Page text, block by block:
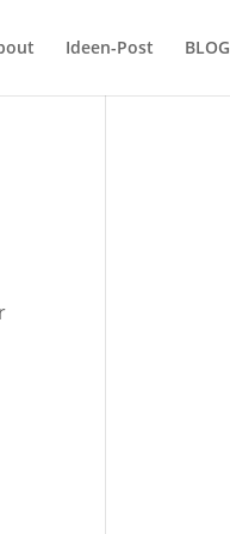
Ideen-Post BLOG